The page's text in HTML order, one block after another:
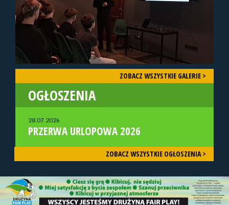
ZOBACZ WSZYSTKIE GALERIE >
OGŁOSZENIA
28.07.2026
PRZERWA URLOPOWA 2026
ZOBACZ WSZYSTKIE OGŁOSZENIA >